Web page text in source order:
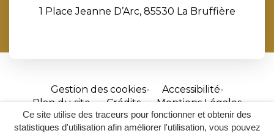
Ce site utilise des traceurs pour fonctionner et obtenir des
statistiques d'utilisation afin améliorer l'utilisation, vous pouvez
1 Place Jeanne D’Arc, 85530 La Bruffière
Gestion des cookies
Accessibilité
Plan du site
Crédits
Mentions Légales
Site